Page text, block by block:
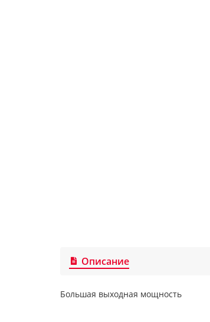
Описание
Большая выходная мощность